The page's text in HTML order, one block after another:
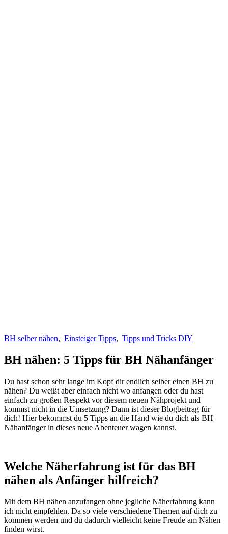
BH selber nähen, Einsteiger Tipps, Tipps und Tricks DIY
BH nähen: 5 Tipps für BH Nähanfänger
Du hast schon sehr lange im Kopf dir endlich selber einen BH zu
nähen? Du weißt aber einfach nicht wo anfangen oder du hast
einfach zu großen Respekt vor diesem neuen Nähprojekt und
kommst nicht in die Umsetzung? Dann ist dieser Blogbeitrag für
dich! Hier bekommst du 5 Tipps an die Hand wie du dich als BH
Nähanfänger in dieses neue Abenteuer wagen kannst.
Welche Näherfahrung ist für das BH
nähen als Anfänger hilfreich?
Mit dem BH nähen anzufangen ohne jegliche Näherfahrung kann
ich nicht empfehlen. Da so viele verschiedene Themen auf dich zu
kommen werden und du dadurch vielleicht keine Freude am Nähen
finden wirst.